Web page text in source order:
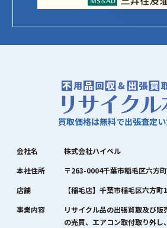
買取価格は無料で出張査定い
会社名
株式会社ハイペル
本社住所
〒263-0004千葉市稲毛区六方
店舗
【稲毛店】千葉市稲毛区六方
事業内容
リサイクル品の出張買取及び
の売買、エアコン取付取り外し